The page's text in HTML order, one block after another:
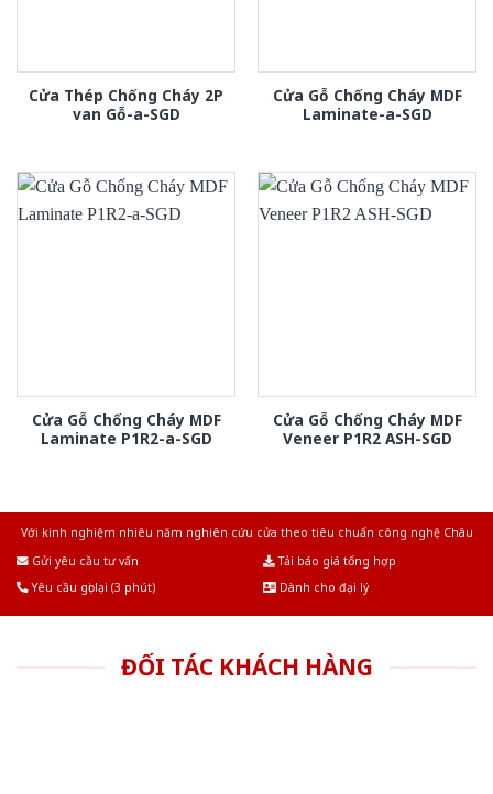
Cửa Thép Chống Cháy 2P
van Gỗ-a-SGD
Cửa Gỗ Chống Cháy MDF
Laminate-a-SGD
Cửa Gỗ Chống Cháy MDF
Laminate P1R2-a-SGD
Cửa Gỗ Chống Cháy MDF
Veneer P1R2 ASH-SGD
Với kinh nghiệm nhiêu năm nghiên cứu cửa theo tiêu chuẩn công nghệ Châu
Gửi yêu cầu tư vấn
Tải báo giá tổng hợp
Yêu cầu gọi lại (3 phút)
Dành cho đại lý
ĐỐI TÁC KHÁCH HÀNG